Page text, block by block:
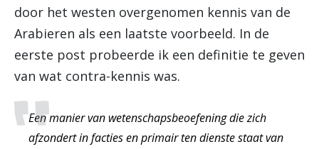
door het westen overgenomen kennis van de
Arabieren als een laatste voorbeeld. In de
eerste post probeerde ik een definitie te geven
van wat contra-kennis was.
Een manier van wetenschapsbeoefening die zich
afzondert in facties en primair ten dienste staat van